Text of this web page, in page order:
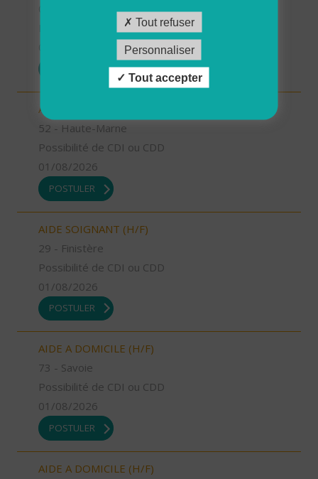
06 - Alpes-Maritimes
Possibilité de CDI ou CDD
AIDE SOIGNANT (H/F)
52 - Haute-Marne
Possibilité de CDI ou CDD
01/08/2026
POSTULER
AIDE SOIGNANT (H/F)
29 - Finistère
Possibilité de CDI ou CDD
01/08/2026
POSTULER
AIDE A DOMICILE (H/F)
73 - Savoie
Possibilité de CDI ou CDD
01/08/2026
POSTULER
AIDE A DOMICILE (H/F)
Tout refuser
Personnaliser
Tout accepter